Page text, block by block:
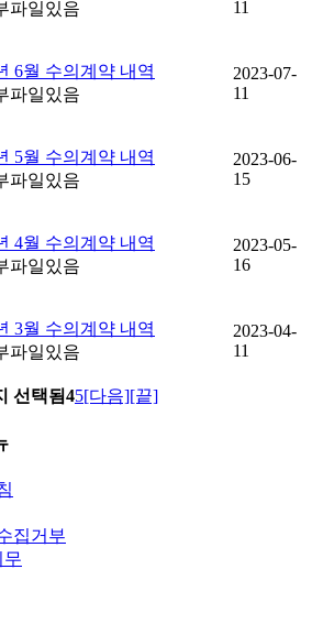
11
6월 수의계약 내역
2023-07-
11
5월 수의계약 내역
2023-06-
15
4월 수의계약 내역
2023-05-
16
3월 수의계약 내역
2023-04-
11
선택됨45[다음] [끝]
집거부
무